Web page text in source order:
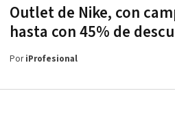
Outlet de Nike, con
hasta con 45% de
PoriProfesional